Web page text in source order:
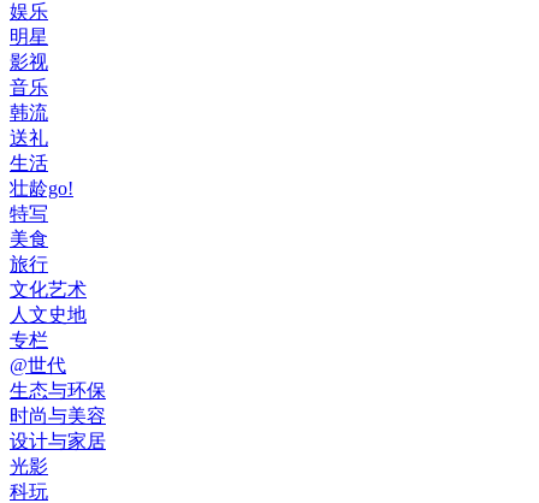
娱乐
明星
影视
音乐
韩流
送礼
生活
壮龄go!
特写
美食
旅行
文化艺术
人文史地
专栏
@世代
生态与环保
时尚与美容
设计与家居
光影
科玩